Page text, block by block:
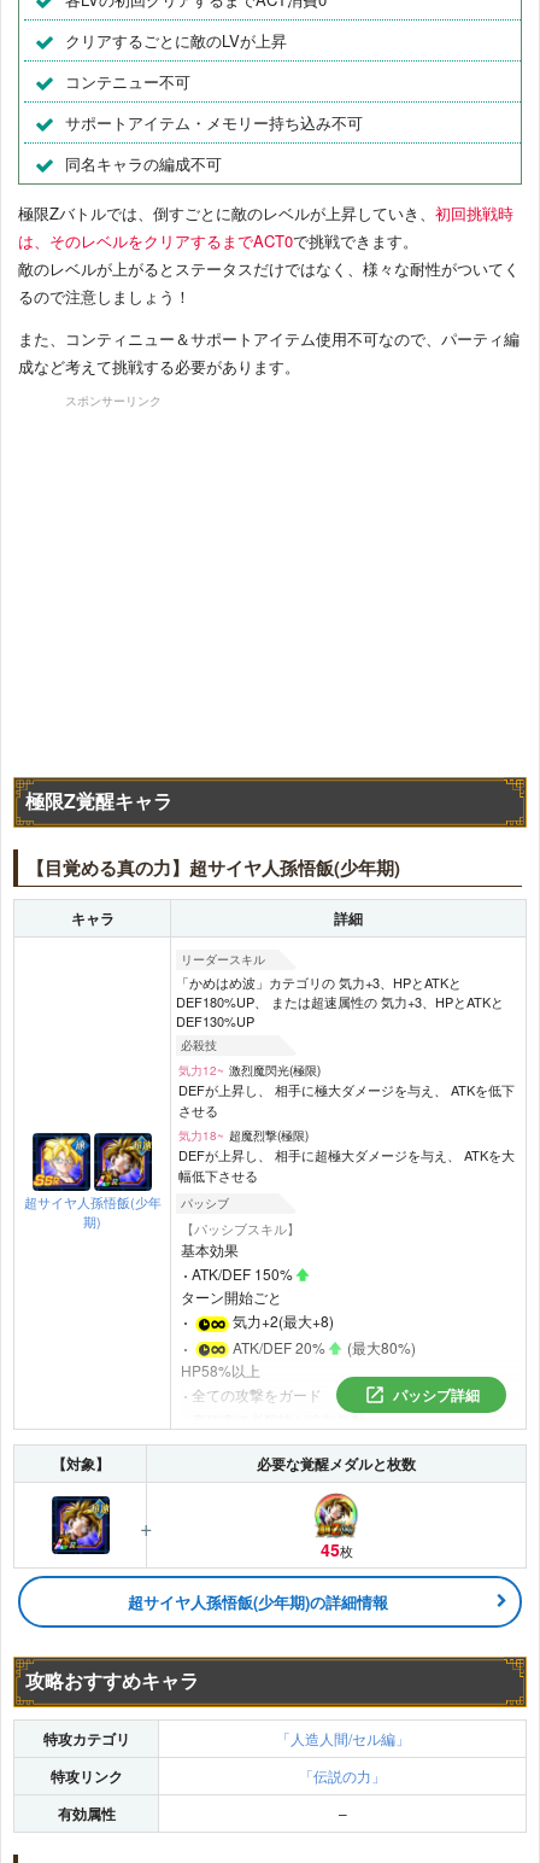
クリアするごとに敵のLVが上昇
コンテニュー不可
サポートアイテム・メモリー持ち込み不可
同名キャラの編成不可
極限Zバトルでは、倒すごとに敵のレベルが上昇していき、 初回挑戦時
は、そのレベルをクリアするまでACT0で挑戦できます。
敵のレベルが上がるとステータスだけではなく、様々な耐性がついてく
るので注意しましょう！
また、コンティニュー＆サポートアイテム使用不可なので、パーティ編
成など考えて挑戦する必要があります。
スポンサーリンク
極限Z覚醒キャラ
【目覚める真の力】超サイヤ人孫悟飯(少年期)
キャラ 詳細
超サイヤ人孫悟飯(少年
期)
リーダースキル
「かめはめ波」カテゴリの 気力+3、HPとATKと
DEF180%UP、 または超速属性の 気力+3、HPとATKと
DEF130%UP
必殺技
気力12~ 激烈魔閃光(極限)
DEFが上昇し、 相手に極大ダメージを与え、 ATKを低下
させる
気力18~ 超魔烈撃(極限)
DEFが上昇し、 相手に超極大ダメージを与え、 ATKを大
幅低下させる
パッシブ
【パッシブスキル】
基本効果
ATK/DEF 150%
ターン開始ごと
気力+2(最大+8)
ATK/DEF 20%
(最大80%)
HP58%以上
全ての攻撃をガード
高確率で必殺技が追加発動
｢人造人間｣カテゴリの敵がいるとき
高確率で会心が発動
パッシブ詳細
【対象】 必要な覚醒メダルと枚数
45枚
超サイヤ人孫悟飯(少年期)の詳細情報
攻略おすすめキャラ
特攻カテゴリ 「人造人間/セル編」
特攻リンク 「伝説の力」
有効属性 –